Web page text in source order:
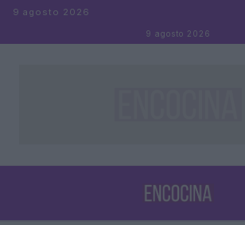
Saltar al contenido
9 agosto 2026
9 agosto 2026